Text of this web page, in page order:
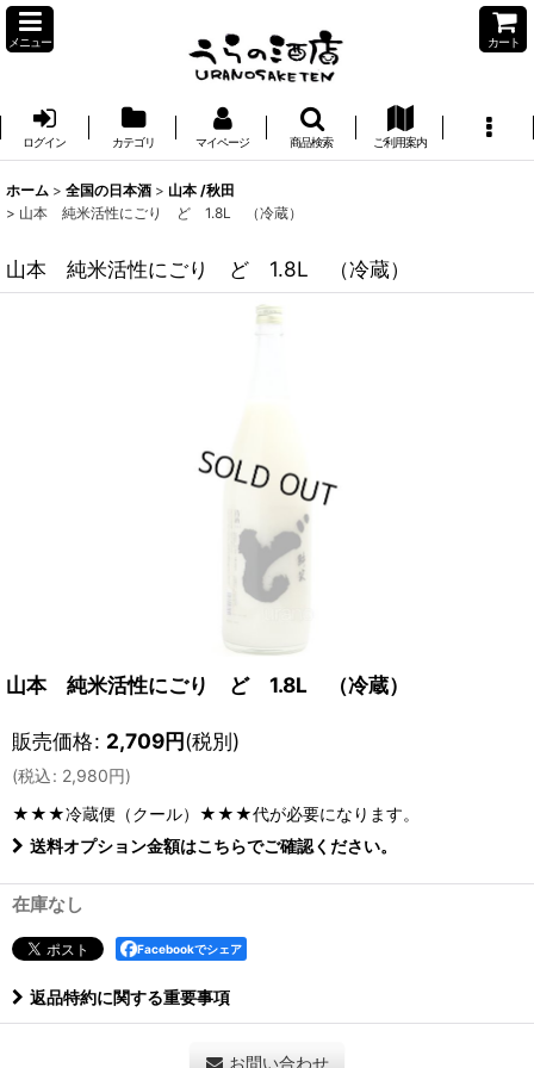
メニュー カート
ログイン カテゴリ マイページ 商品検索 ご利用案内
ホーム > 全国の日本酒 > 山本 /秋田
> 山本 純米活性にごり ど 1.8L （冷蔵）
山本 純米活性にごり ど 1.8L （冷蔵）
山本 純米活性にごり ど 1.8L （冷蔵）
販売価格: 2,709円(税別)
(税込: 2,980円)
★★★冷蔵便（クール）★★★代が必要になります。
送料オプション金額はこちらでご確認ください。
在庫なし
Facebookでシェア
返品特約に関する重要事項
お問い合わせ